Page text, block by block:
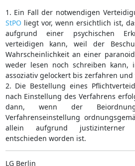
1. Ein Fall der notwendigen
StPO liegt vor, wenn ersichtlich ist,
aufgrund einer psychischen
verteidigen kann, weil der
Wahrscheinlichkeit an einer
weder lesen noch schreiben kann,
assoziativ gelockert bis zerfahren
2. Die Bestellung eines
nach Einstellung des Verfahrens
dann, wenn der
Verfahrenseinstellung
allein aufgrund justizinterner
entschieden worden ist.
LG Berlin